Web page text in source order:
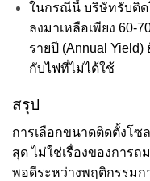
ในกรณีนี้ บริษัทรับติด
ลงมาเหลือเพียง 60-
รายปี (Annual
กับไฟที่ไม่ได้ใช้
สรุป
การเลือกขนาดติดตั้งโซ
สุด ไม่ใช่เรื่องของการ
พอดีระหว่างพฤติกรรมก